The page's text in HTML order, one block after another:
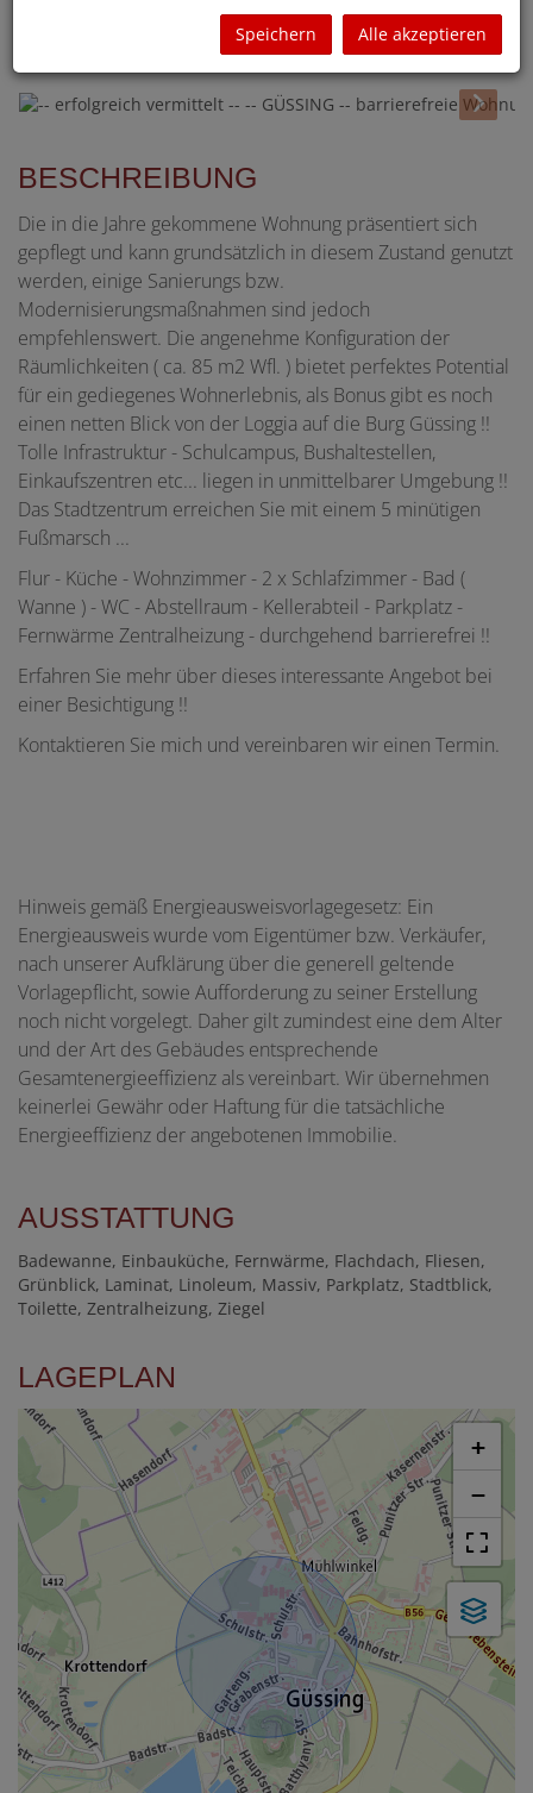
BESCHREIBUNG
Die in die Jahre gekommene Wohnung präsentiert sich
gepflegt und kann grundsätzlich in diesem Zustand genutzt
werden, einige Sanierungs bzw.
Modernisierungsmaßnahmen sind jedoch
empfehlenswert. Die angenehme Konfiguration der
Räumlichkeiten ( ca. 85 m2 Wfl. ) bietet perfektes Potential
für ein gediegenes Wohnerlebnis, als Bonus gibt es noch
einen netten Blick von der Loggia auf die Burg Güssing !!
Tolle Infrastruktur - Schulcampus, Bushaltestellen,
Einkaufszentren etc... liegen in unmittelbarer Umgebung !!
Das Stadtzentrum erreichen Sie mit einem 5 minütigen
Fußmarsch ...
Flur - Küche - Wohnzimmer - 2 x Schlafzimmer - Bad (
Wanne ) - WC - Abstellraum - Kellerabteil - Parkplatz -
Fernwärme Zentralheizung - durchgehend barrierefrei !!
Erfahren Sie mehr über dieses interessante Angebot bei
einer Besichtigung !!
Kontaktieren Sie mich und vereinbaren wir einen Termin.
Hinweis gemäß Energieausweisvorlagegesetz: Ein
Energieausweis wurde vom Eigentümer bzw. Verkäufer,
nach unserer Aufklärung über die generell geltende
Vorlagepflicht, sowie Aufforderung zu seiner Erstellung
noch nicht vorgelegt. Daher gilt zumindest eine dem Alter
und der Art des Gebäudes entsprechende
Gesamtenergieeffizienz als vereinbart. Wir übernehmen
keinerlei Gewähr oder Haftung für die tatsächliche
Energieeffizienz der angebotenen Immobilie.
AUSSTATTUNG
Badewanne Einbauküche Fernwärme Flachdach Fliesen
Grünblick Laminat Linoleum Massiv Parkplatz Stadtblick
Toilette Zentralheizung Ziegel
LAGEPLAN
+
−
Speichern Alle akzeptieren